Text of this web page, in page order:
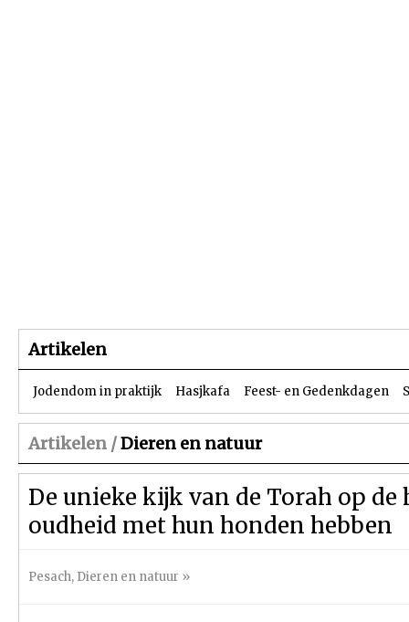
Artikelen
Jodendom in praktijk Hasjkafa Feest- en Gedenkdagen
Artikelen /Dieren en natuur
De unieke kijk van de Torah op
oudheid met hun honden hebben
Pesach, Dieren en natuur »